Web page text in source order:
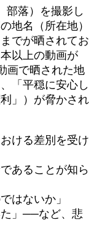
部落）を撮影し
地名（所在地）
でが晒されてお
以上の動画が
画で晒された地
「平穏に安心し
」）が脅かされ
ける差別を受け
あることが知ら
はないか」
た」──など、悲